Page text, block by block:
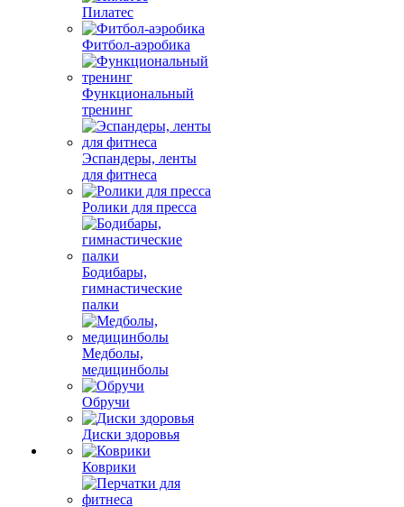
Пилатес
Фитбол-аэробика
Функциональный
тренинг
Эспандеры, ленты
для фитнеса
Ролики для пресса
Бодибары,
гимнастические
палки
Медболы,
медицинболы
Обручи
Диски здоровья
Коврики